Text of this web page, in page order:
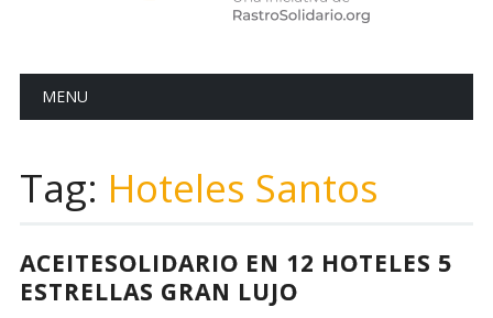
Main menu
MENU
Tag: Hoteles Santos
ACEITESOLIDARIO EN 12 HOTELES 5
ESTRELLAS GRAN LUJO